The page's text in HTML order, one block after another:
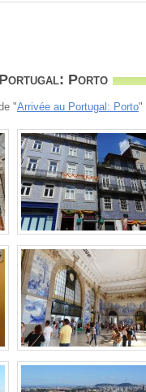
Porto
"Arrivée au Portugal: Porto"